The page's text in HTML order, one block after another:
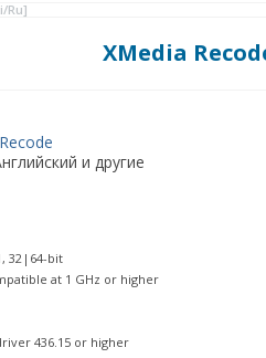
Ru]
XMedia
и другие
32|64-bit
at 1 GHz or higher
436.15 or higher